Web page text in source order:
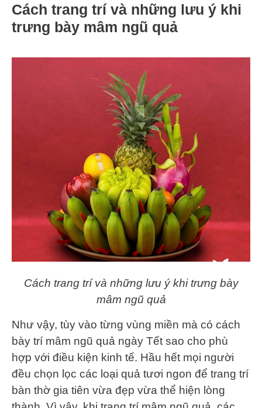
Cách trang trí và những lưu ý khi
trưng bày mâm ngũ quả
Cách trang trí và những lưu ý khi trưng bày
mâm ngũ quả
Như vậy, tùy vào từng vùng miền mà có cách
bày trí mâm ngũ quả ngày Tết sao cho phù
hợp với điều kiện kinh tế. Hầu hết mọi người
đều chọn lọc các loại quả tươi ngon để trang trí
bàn thờ gia tiên vừa đẹp vừa thể hiện lòng